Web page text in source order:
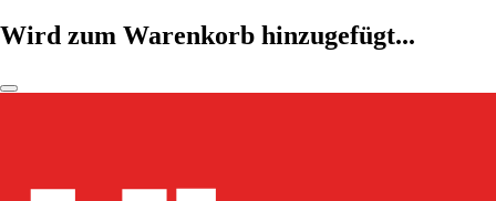
Wird zum Warenkorb hinzugefügt...